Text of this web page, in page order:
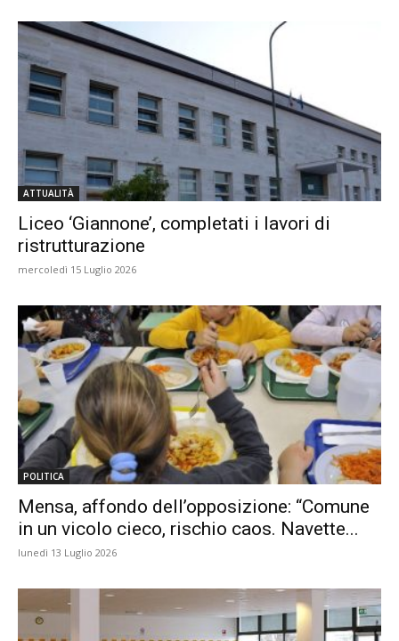
ATTUALITÀ
Liceo ‘Giannone’, completati i lavori di
ristrutturazione
mercoledì 15 Luglio 2026
POLITICA
Mensa, affondo dell’opposizione: “Comune
in un vicolo cieco, rischio caos. Navette...
lunedì 13 Luglio 2026